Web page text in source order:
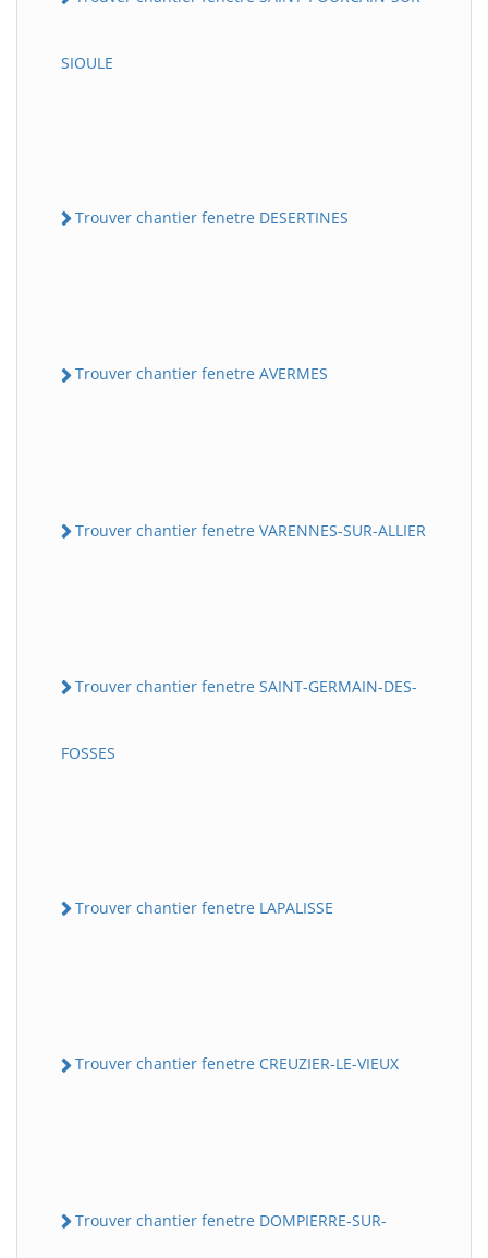
SIOULE
Trouver chantier fenetre DESERTINES
Trouver chantier fenetre AVERMES
Trouver chantier fenetre VARENNES-SUR-ALLIER
Trouver chantier fenetre SAINT-GERMAIN-DES-
FOSSES
Trouver chantier fenetre LAPALISSE
Trouver chantier fenetre CREUZIER-LE-VIEUX
Trouver chantier fenetre DOMPIERRE-SUR-